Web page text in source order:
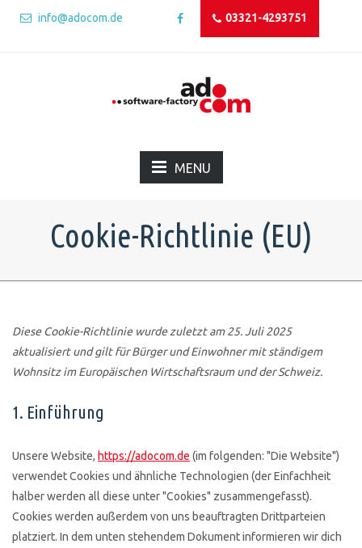
info@adocom.de 03321-4293751
MENU
Cookie-Richtlinie (EU)
Diese Cookie-Richtlinie wurde zuletzt am 25. Juli 2025
aktualisiert und gilt für Bürger und Einwohner mit ständigem
Wohnsitz im Europäischen Wirtschaftsraum und der Schweiz.
1. Einführung
Unsere Website, https://adocom.de (im folgenden: "Die Website")
verwendet Cookies und ähnliche Technologien (der Einfachheit
halber werden all diese unter "Cookies" zusammengefasst).
Cookies werden außerdem von uns beauftragten Drittparteien
platziert. In dem unten stehendem Dokument informieren wir dich